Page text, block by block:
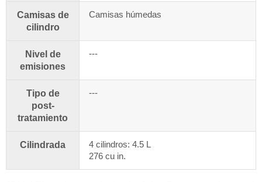
Camisas de
cilindro
Camisas húmedas
Nivel de
emisiones
---
Tipo de
post-
tratamiento
---
Cilindrada
4 cilindros: 4.5 L
276 cu in.